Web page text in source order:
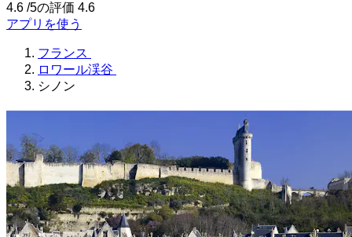
4.6 /5の評価 4.6
アプリを使う
フランス
ロワール渓谷
シノン